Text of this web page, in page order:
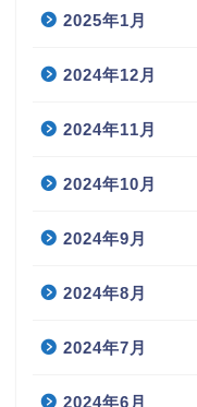
2025年1月
2024年12月
2024年11月
2024年10月
2024年9月
2024年8月
2024年7月
2024年6月